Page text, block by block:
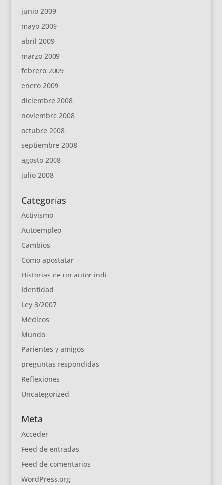
junio 2009
mayo 2009
abril 2009
marzo 2009
febrero 2009
enero 2009
diciembre 2008
noviembre 2008
octubre 2008
septiembre 2008
agosto 2008
julio 2008
Categorías
Activismo
Autoempleo
Cambios
Como apostatar
Historias de un autor indi
Identidad
Ley 3/2007
Médicos
Mundo
Parientes y amigos
preguntas respondidas
Reflexiones
Uncategorized
Meta
Acceder
Feed de entradas
Feed de comentarios
WordPress.org